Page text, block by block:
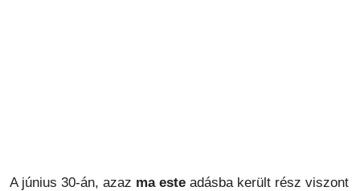
A június 30-án, azaz ma este adásba került rész viszont